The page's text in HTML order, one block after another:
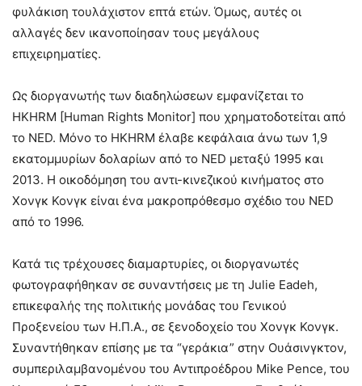
φυλάκιση τουλάχιστον επτά ετών. Όμως, αυτές οι
αλλαγές δεν ικανοποίησαν τους μεγάλους
επιχειρηματίες.
Ως διοργανωτής των διαδηλώσεων εμφανίζεται το
HKHRM [Human Rights Monitor] που χρηματοδοτείται από
το NED. Μόνο το HKHRM έλαβε κεφάλαια άνω των 1,9
εκατομμυρίων δολαρίων από το NED μεταξύ 1995 και
2013. Η οικοδόμηση του αντι-κινεζικού κινήματος στο
Χονγκ Κονγκ είναι ένα μακροπρόθεσμο σχέδιο του NED
από το 1996.
Κατά τις τρέχουσες διαμαρτυρίες, οι διοργανωτές
φωτογραφήθηκαν σε συναντήσεις με τη Julie Eadeh,
επικεφαλής της πολιτικής μονάδας του Γενικού
Προξενείου των Η.Π.Α., σε ξενοδοχείο του Χονγκ Κονγκ.
Συναντήθηκαν επίσης με τα “γεράκια” στην Ουάσινγκτον,
συμπεριλαμβανομένου του Αντιπροέδρου Mike Pence, του